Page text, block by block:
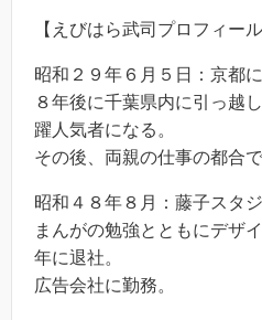
【えびはら武司プロフィール
昭和２９年６月５日：京都に
８年後に千葉県内に引っ越
躍人気者になる。
その後、両親の仕事の都合
昭和４８年８月：藤子スタジ
まんがの勉強とともにデザ
年に退社。
広告会社に勤務。